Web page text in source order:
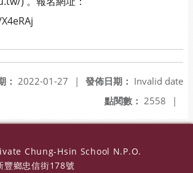
發佈日期： Invalid date
： 2022-01-27
|
點閱數： 2558 |
Chung-Hsin School N.P.O.
鄉忠信街178號